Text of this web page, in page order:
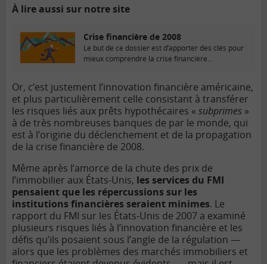
À lire aussi sur notre site
Crise financière de 2008
Le but de ce dossier est d’apporter des clés pour
mieux comprendre la crise financière...
Or, c’est justement l’innovation financière américaine,
et plus particulièrement celle consistant à transférer
les risques liés aux prêts hypothécaires « subprimes »
à de très nombreuses banques de par le monde, qui
est à l’origine du déclenchement et de la propagation
de la crise financière de 2008.
Même après l’amorce de la chute des prix de
l’immobilier aux États-Unis, les services du FMI
pensaient que les répercussions sur les
institutions financières seraient minimes. Le
rapport du FMI sur les États-Unis de 2007 a examiné
plusieurs risques liés à l’innovation financière et les
défis qu’ils posaient sous l’angle de la régulation —
alors que les problèmes des marchés immobiliers et